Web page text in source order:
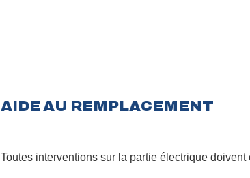
AIDE AU REMPLACEMENT
Toutes interventions sur la partie électrique